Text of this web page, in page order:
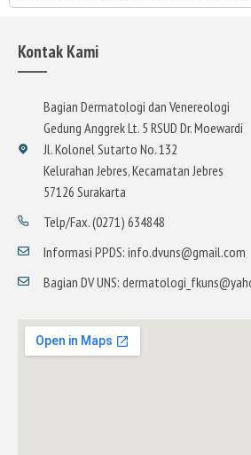
Kontak Kami
Bagian Dermatologi dan Venereologi
Gedung Anggrek Lt. 5 RSUD Dr. Moewardi
Jl. Kolonel Sutarto No. 132
Kelurahan Jebres, Kecamatan Jebres
57126 Surakarta
Telp/Fax. (0271) 634848
Informasi PPDS: info.dvuns@gmail.com
Bagian DV UNS: